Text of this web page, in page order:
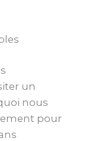
un
nous
pour